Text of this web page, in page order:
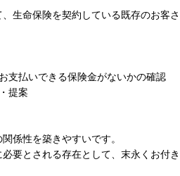
生命保険を契約している既存のお客さ
支払いできる保険金がないかの確認
提案
係性を築きやすいです。
要とされる存在として、末永くお付き